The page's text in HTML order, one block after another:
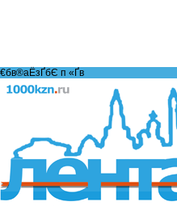
€бв®аЁзҐбЄ п «Ґ­в